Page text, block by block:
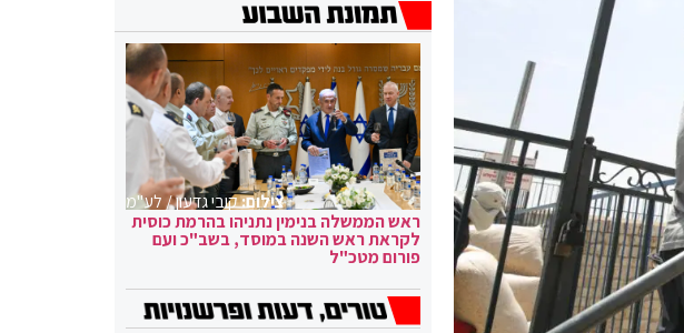
צילום:קובי גדעון / לע"מ
ראש הממשלה בנימין נתניהו בהרמת כוסית
לקראת ראש השנה במוסד, בשב"כ ועם
פורום מטכ"ל